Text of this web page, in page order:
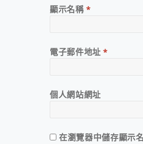
顯示名稱*
電子郵件地址*
個人網站網址
在瀏覽器中儲存顯示